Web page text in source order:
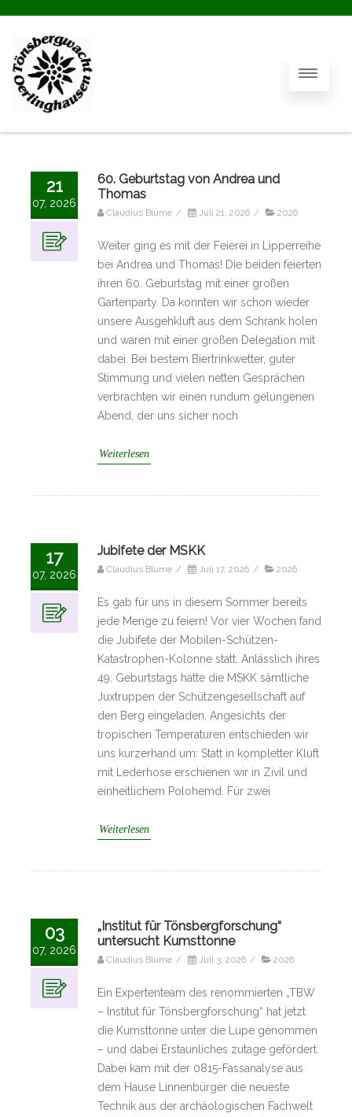
21
07, 2026
60. Geburtstag von Andrea und
Thomas
Claudius Blume / Juli 21, 2026 / 2026
Weiter ging es mit der Feierei in Lipperreihe
bei Andrea und Thomas! Die beiden feierten
ihren 60. Geburtstag mit einer großen
Gartenparty. Da konnten wir schon wieder
unsere Ausgehkluft aus dem Schrank holen
und waren mit einer großen Delegation mit
dabei. Bei bestem Biertrinkwetter, guter
Stimmung und vielen netten Gesprächen
verbrachten wir einen rundum gelungenen
Abend, der uns sicher noch
Weiterlesen
17
07, 2026
Jubifete der MSKK
Claudius Blume / Juli 17, 2026 / 2026
Es gab für uns in diesem Sommer bereits
jede Menge zu feiern! Vor vier Wochen fand
die Jubifete der Mobilen-Schützen-
Katastrophen-Kolonne statt. Anlässlich ihres
49. Geburtstags hatte die MSKK sämtliche
Juxtruppen der Schützengesellschaft auf
den Berg eingeladen. Angesichts der
tropischen Temperaturen entschieden wir
uns kurzerhand um: Statt in kompletter Kluft
mit Lederhose erschienen wir in Zivil und
einheitlichem Polohemd. Für zwei
Weiterlesen
03
07, 2026
„Institut für Tönsbergforschung“
untersucht Kumsttonne
Claudius Blume / Juli 3, 2026 / 2026
Ein Expertenteam des renommierten „TBW
– Institut für Tönsbergforschung“ hat jetzt
die Kumsttonne unter die Lupe genommen
– und dabei Erstaunliches zutage gefördert.
Dabei kam mit der 0815-Fassanalyse aus
dem Hause Linnenbürger die neueste
Technik aus der archäologischen Fachwelt